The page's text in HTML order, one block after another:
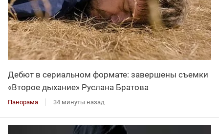
Дебют в сериальном формате: завершены съемки
«Второе дыхание» Руслана Братова
Панорама 34 минуты назад